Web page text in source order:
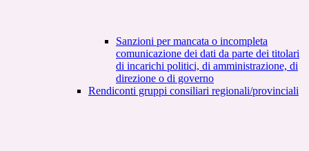
Sanzioni per mancata o incompleta
comunicazione dei dati da parte dei titolari
di incarichi politici, di amministrazione, di
direzione o di governo
Rendiconti gruppi consiliari regionali/provinciali